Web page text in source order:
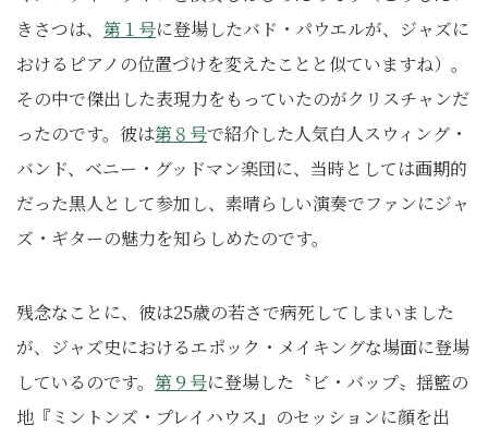
きさつは、 第１号に登場したバド・パウエルが、ジャズに
おけるピアノの位置づけを変えたことと似ていますね）。
その中で傑出した表現力をもっていたのがクリスチャンだ
ったのです。彼は第８号で紹介した人気白人スウィング・
バンド、ベニー・グッドマン楽団に、当時としては画期的
だった黒人として参加し、素晴らしい演奏でファンにジャ
ズ・ギターの魅力を知らしめたのです。
残念なことに、彼は25歳の若さで病死してしまいました
が、ジャズ史におけるエポック・メイキングな場面に登場
しているのです。 第９号に登場した〝ビ・バップ〟揺籃の
地『ミントンズ・プレイハウス』のセッションに顔を出